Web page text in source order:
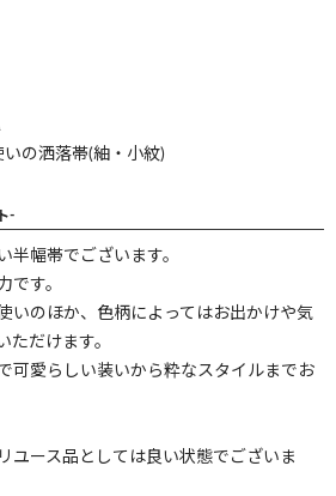
いの洒落帯(紬・小紋)
-
半幅帯でございます。
です。
いのほか、色柄によってはお出かけや気
ただけます。
可愛らしい装いから粋なスタイルまでお
ユース品としては良い状態でございま